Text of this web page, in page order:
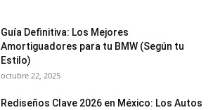
Guía Definitiva: Los Mejores
Amortiguadores para tu BMW (Según tu
Estilo)
octubre 22, 2025
Rediseños Clave 2026 en México: Los Autos